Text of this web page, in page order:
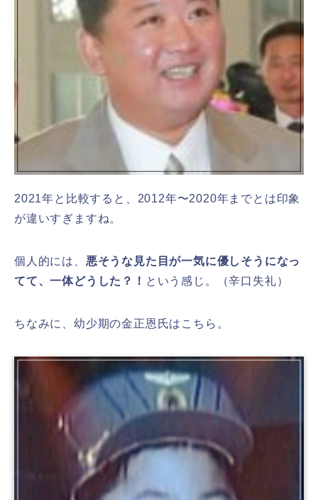
2021年と比較すると、2012年〜2020年までとは印象
が違いすぎますね。
個人的には、 悪そうな見た目が一気に優しそうになっ
てて、一体どうした？！ という感じ。（辛口失礼）
ちなみに、幼少期の金正恩氏はこちら。